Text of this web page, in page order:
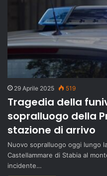
29 Aprile 2025 519
Tragedia della
sopralluogo della
stazione di arrivo
Nuovo sopralluogo oggi lungo
Castellammare di Stabia al
incidente…